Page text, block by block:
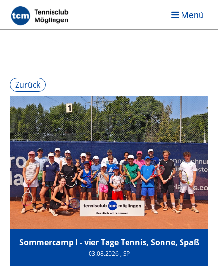
Menü
Zurück
Sommercamp I - vier Tage Tennis, Sonne, Spaß
03.08.2026, SP